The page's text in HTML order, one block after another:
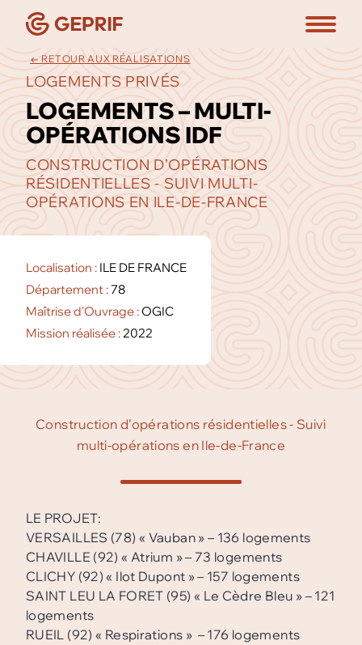
← RETOUR AUX RÉALISATIONS
LOGEMENTS PRIVÉS
LOGEMENTS – MULTI-
OPÉRATIONS IDF
CONSTRUCTION D’OPÉRATIONS
RÉSIDENTIELLES - SUIVI MULTI-
OPÉRATIONS EN ILE-DE-FRANCE
Localisation : ILE DE FRANCE
Département :78
Maîtrise d'Ouvrage :OGIC
Mission réalisée :2022
Construction d’opérations résidentielles - Suivi
multi-opérations en Ile-de-France
LE PROJET:
VERSAILLES (78) « Vauban » – 136 logements
CHAVILLE (92) « Atrium » – 73 logements
CLICHY (92) « Ilot Dupont » – 157 logements
SAINT LEU LA FORET (95) « Le Cèdre Bleu » – 121
logements
RUEIL (92) « Respirations » – 176 logements